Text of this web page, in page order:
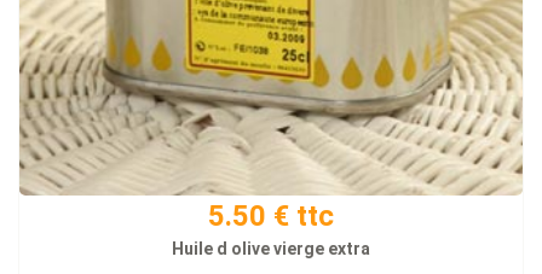
5.50 € ttc
Huile d olive vierge extra